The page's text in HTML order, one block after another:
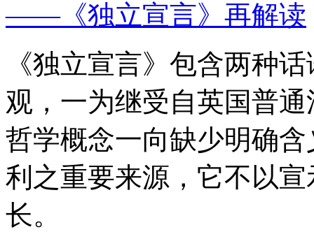
——《独立宣言》再解读
《独立宣言》包含两种
观，一为继受自英国普
哲学概念一向缺少明确
利之重要来源，它不以
长。